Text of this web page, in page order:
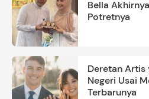
Bella
Potretnya
Deretan Artis
Negeri Usai
Terbarunya